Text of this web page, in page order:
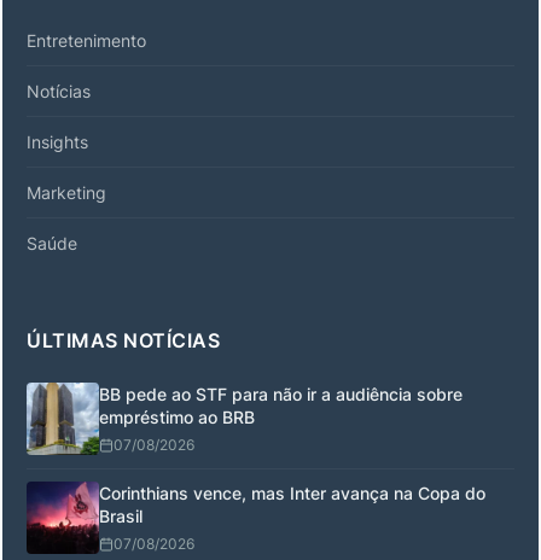
Entretenimento
Notícias
Insights
Marketing
Saúde
ÚLTIMAS NOTÍCIAS
BB pede ao STF para não ir a audiência sobre
empréstimo ao BRB
07/08/2026
Corinthians vence, mas Inter avança na Copa do
Brasil
07/08/2026